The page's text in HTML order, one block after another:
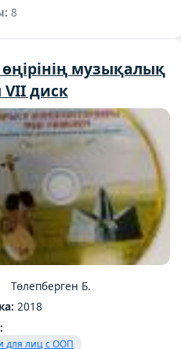
8
музықалық
диск
Төлепберген Б.
2018
для лиц с ООП